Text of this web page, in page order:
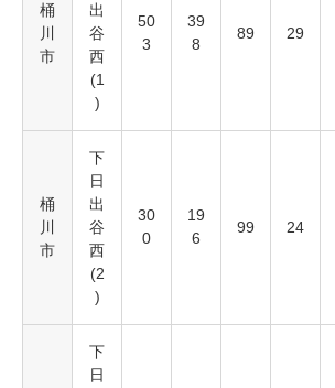
桶
川
市
出
谷
西
(1
)
50
3
39
8
89 29
桶
川
市
下
日
出
谷
西
(2
)
30
0
19
6
99 24
下
日